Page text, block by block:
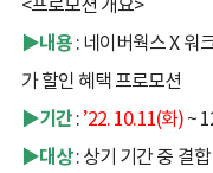
▶내용 : 네이버웍스 X 워
가 할인 혜택 프로모션
▶기간 :’22. 10.11(화)~
▶대상: 상기 기간 중 결